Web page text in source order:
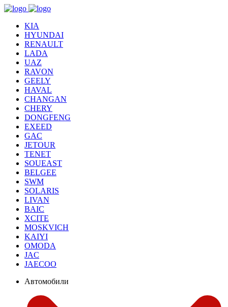
KIA
HYUNDAI
RENAULT
LADA
UAZ
RAVON
GEELY
HAVAL
CHANGAN
CHERY
DONGFENG
EXEED
GAC
JETOUR
TENET
SOUEAST
BELGEE
SWM
SOLARIS
LIVAN
BAIC
XCITE
MOSKVICH
KAIYI
OMODA
JAC
JAECOO
Автомобили